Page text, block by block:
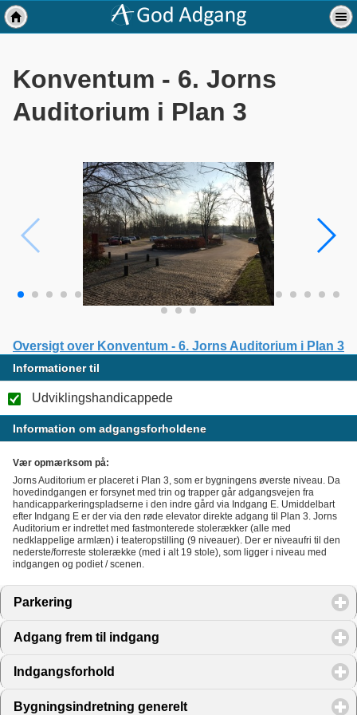
Konventum - 6. Jorns
Auditorium i Plan 3
Oversigt over Konventum - 6. Jorns Auditorium i Plan 3
Informationer til
Udviklingshandicappede
Information om adgangsforholdene
Vær opmærksom på:
Jorns Auditorium er placeret i Plan 3, som er bygningens øverste niveau. Da
hovedindgangen er forsynet med trin og trapper går adgangsvejen fra
handicapparkeringspladserne i den indre gård via Indgang E. Umiddelbart
efter Indgang E er der via den røde elevator direkte adgang til Plan 3. Jorns
Auditorium er indrettet med fastmonterede stolerækker (alle med
nedklappelige armlæn) i teateropstilling (9 niveauer). Der er niveaufri til den
nederste/forreste stolerække (med i alt 19 stole), som ligger i niveau med
indgangen og podiet / scenen.
Parkering
Adgang frem til indgang
Indgangsforhold
Bygningsindretning generelt click to expand contents